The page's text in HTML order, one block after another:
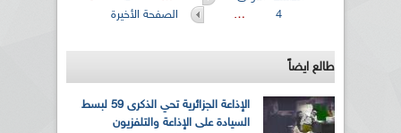
4
… الصفحة الأخيرة
طالع ايضاً
الإذاعة الجزائرية تحي الذكرى 59 لبسط
السيادة على الإذاعة والتلفزيون